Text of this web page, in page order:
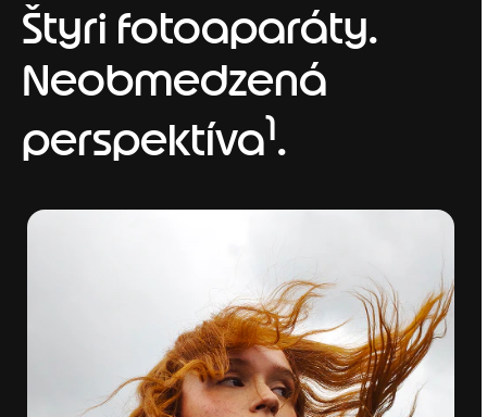
Štyri fotoaparáty.
Neobmedzená
perspektíva1.